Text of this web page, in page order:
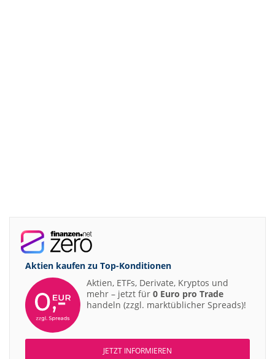
Aktien kaufen zu Top-Konditionen
Aktien, ETFs, Derivate, Kryptos und
mehr – jetzt für 0 Euro pro Trade
handeln (zzgl. marktüblicher Spreads)!
JETZT INFORMIEREN